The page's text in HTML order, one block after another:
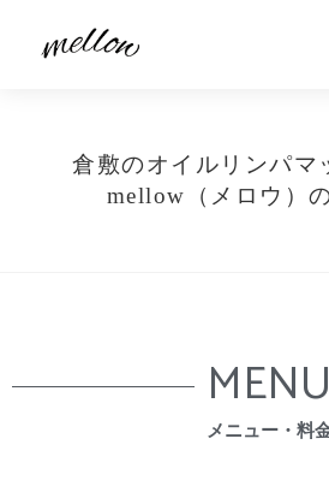
倉敷のオイルリンパマ
mellow（メロウ）
MENU
メニュー​・料